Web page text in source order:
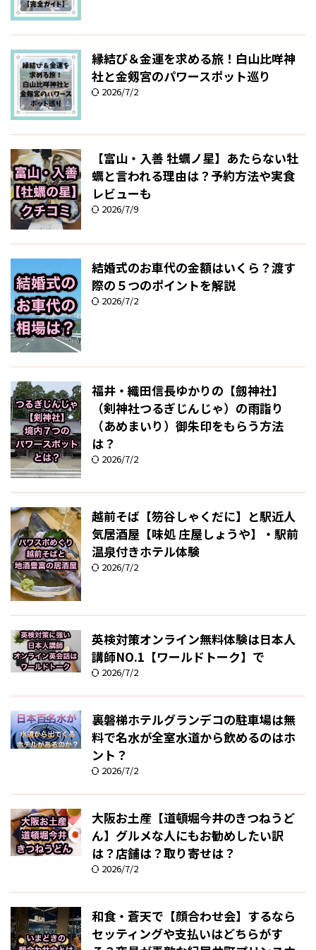
縁結び＆金運を求める旅！白山比咩神
社と金剱宮のパワースポット巡り
2026/7/2
【富山・入善 牡蠣ノ星】あたらない牡
蠣と言われる理由は？予約方法や実食
レビューも
2026/7/9
結婚式のお車代の金額はいくら？渡す
際の５つのポイントを解説
2026/7/2
福井・織田信長ゆかりの【劔神社】
（剣神社つるぎじんじゃ）の雨詣り
（あめまいり）御朱印をもらう方法
は？
2026/7/2
越前そば【笏谷しゃくだに】と駅近人
気居酒屋【味処 庄屋しょうや】・駅前
温泉付きホテル体験
2026/7/2
英検対策オンライン無料体験は日本人
講師NO.1【ワールドトーク】で
2026/7/2
裏磐梯ホテルグランデコの駐車場は無
料で名水が全室水道から飲めるのはホ
ント？
2026/7/2
大阪お土産【道頓堀今井のきつねうど
ん】グルメな人にもお勧めしたい訳
は？店舗は？取り寄せは？
2026/7/2
和食・蒼天で【顔合わせ会】するなら
セッティングや支払いはどちらがす